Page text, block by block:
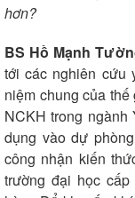
hơn?
BS Hồ Mạnh
tới các nghiên cứu
niệm chung của
NCKH trong
dụng vào dự
công nhận kiến
trường đại học